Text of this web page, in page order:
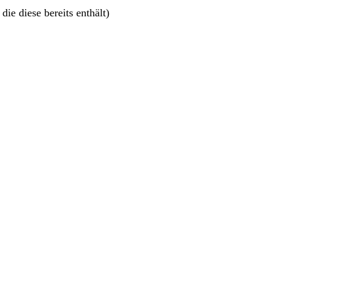
diese bereits enthält)